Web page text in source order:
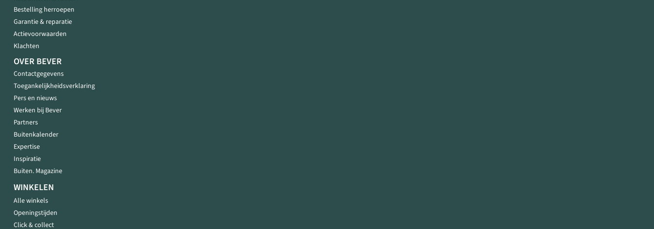
Bestelling herroepen
Garantie & reparatie
Actievoorwaarden
Klachten
OVER BEVER
Contactgegevens
Toegankelijkheidsverklaring
Pers en nieuws
Werken bij Bever
Partners
Buitenkalender
Expertise
Inspiratie
Buiten. Magazine
WINKELEN
Alle winkels
Openingstijden
Click & collect